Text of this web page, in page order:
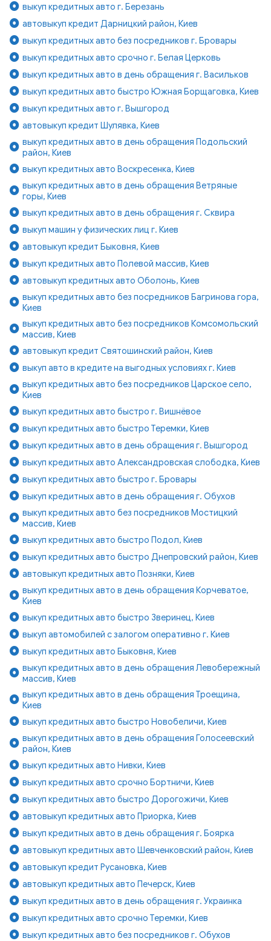
выкуп кредитных авто г. Березань
автовыкуп кредит Дарницкий район, Киев
выкуп кредитных авто без посредников г. Бровары
выкуп кредитных авто срочно г. Белая Церковь
выкуп кредитных авто в день обращения г. Васильков
выкуп кредитных авто быстро Южная Борщаговка, Киев
выкуп кредитных авто г. Вышгород
автовыкуп кредит Шулявка, Киев
выкуп кредитных авто в день обращения Подольский
район, Киев
выкуп кредитных авто Воскресенка, Киев
выкуп кредитных авто в день обращения Ветряные
горы, Киев
выкуп кредитных авто в день обращения г. Сквира
выкуп машин у физических лиц г. Киев
автовыкуп кредит Быковня, Киев
выкуп кредитных авто Полевой массив, Киев
автовыкуп кредитных авто Оболонь, Киев
выкуп кредитных авто без посредников Багринова гора,
Киев
выкуп кредитных авто без посредников Комсомольский
массив, Киев
автовыкуп кредит Святошинский район, Киев
выкуп авто в кредите на выгодных условиях г. Киев
выкуп кредитных авто без посредников Царское село,
Киев
выкуп кредитных авто быстро г. Вишнёвое
выкуп кредитных авто быстро Теремки, Киев
выкуп кредитных авто в день обращения г. Вышгород
выкуп кредитных авто Александровская слободка, Киев
выкуп кредитных авто быстро г. Бровары
выкуп кредитных авто в день обращения г. Обухов
выкуп кредитных авто без посредников Мостицкий
массив, Киев
выкуп кредитных авто быстро Подол, Киев
выкуп кредитных авто быстро Днепровский район, Киев
автовыкуп кредитных авто Позняки, Киев
выкуп кредитных авто в день обращения Корчеватое,
Киев
выкуп кредитных авто быстро Зверинец, Киев
выкуп автомобилей с залогом оперативно г. Киев
выкуп кредитных авто Быковня, Киев
выкуп кредитных авто в день обращения Левобережный
массив, Киев
выкуп кредитных авто в день обращения Троещина,
Киев
выкуп кредитных авто быстро Новобеличи, Киев
выкуп кредитных авто в день обращения Голосеевский
район, Киев
выкуп кредитных авто Нивки, Киев
выкуп кредитных авто срочно Бортничи, Киев
выкуп кредитных авто быстро Дорогожичи, Киев
автовыкуп кредитных авто Приорка, Киев
выкуп кредитных авто в день обращения г. Боярка
автовыкуп кредитных авто Шевченковский район, Киев
автовыкуп кредит Русановка, Киев
автовыкуп кредитных авто Печерск, Киев
выкуп кредитных авто в день обращения г. Украинка
выкуп кредитных авто срочно Теремки, Киев
выкуп кредитных авто без посредников г. Обухов